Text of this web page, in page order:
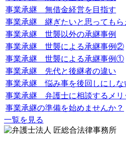
事業承継 無借金経営を目指す
事業承継 継ぎたいと思ってもら
事業承継 世襲以外の承継事例
事業承継 世襲による承継事例②
事業承継 世襲による承継事例①
事業承継 先代と後継者の違い
事業承継 悩み事を後回しにしな
事業承継 弁護士に相談するメリ
事業承継の準備を始めませんか？
一覧を見る